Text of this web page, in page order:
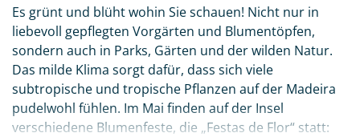
Es grünt und blüht wohin Sie schauen! Nicht nur in
liebevoll gepflegten Vorgärten und Blumentöpfen,
sondern auch in Parks, Gärten und der wilden Natur.
Das milde Klima sorgt dafür, dass sich viele
subtropische und tropische Pflanzen auf der Madeira
pudelwohl fühlen. Im Mai finden auf der Insel
verschiedene Blumenfeste, die „Festas de Flor“ statt: